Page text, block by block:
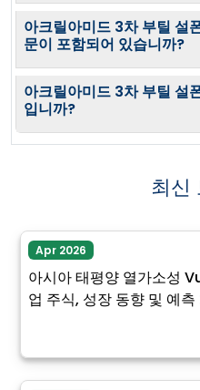
아크릴아미드 3차 부틸 설
문이 포함되어 있습니까?
아크릴아미드 3차 부틸 설
입니까?
최신
Apr 2026
아시아 태평양 열가소성
업 주식, 성장 동향 및 예